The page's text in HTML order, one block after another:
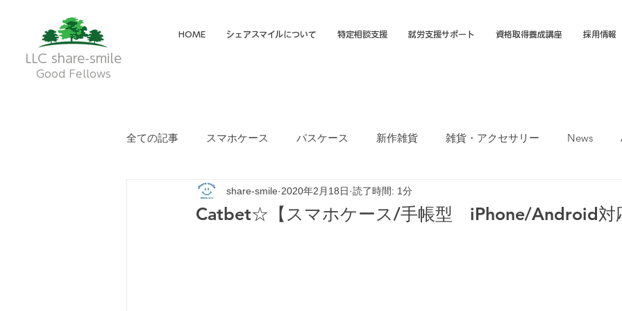
LLC share-smile
Good Fellows
HOME シェアスマイルについて 特定相談支援 就労支援サポート 資格取得養成講座 採用情報
全ての記事 スマホケース パスケース 新作雑貨 雑貨・アクセサリー News
メイディア掲載・動画 フクオカTシャツマーケット
Catbet☆【スマホケース/手帳型 iPhone/Android対
share-smile 2020年2月18日 読了時間: 1分